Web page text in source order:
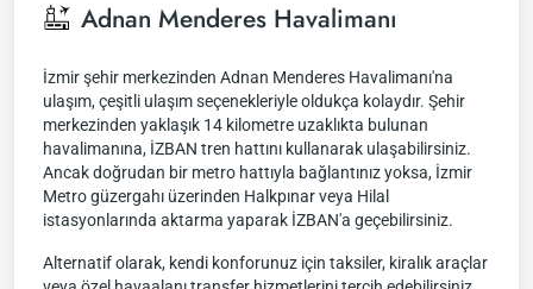
Adnan Menderes Havalimanı
İzmir şehir merkezinden Adnan Menderes Havalimanı'na
ulaşım, çeşitli ulaşım seçenekleriyle oldukça kolaydır. Şehir
merkezinden yaklaşık 14 kilometre uzaklıkta bulunan
havalimanına, İZBAN tren hattını kullanarak ulaşabilirsiniz.
Ancak doğrudan bir metro hattıyla bağlantınız yoksa, İzmir
Metro güzergahı üzerinden Halkpınar veya Hilal
istasyonlarında aktarma yaparak İZBAN'a geçebilirsiniz.
Alternatif olarak, kendi konforunuz için taksiler, kiralık araçlar